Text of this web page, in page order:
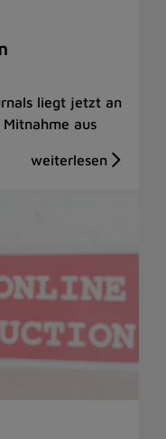
liegt jetzt an
aus